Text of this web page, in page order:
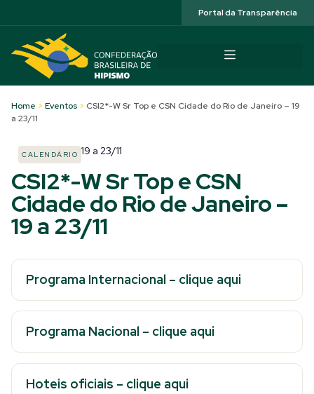
Portal da Transparência
Home > Eventos > CSI2*-W Sr Top e CSN Cidade do Rio de Janeiro – 19
a 23/11
CALENDÁRIO 19 a 23/11
CSI2*-W Sr Top e CSN
Cidade do Rio de Janeiro –
19 a 23/11
Programa Internacional – clique aqui
Programa Nacional – clique aqui
Hoteis oficiais – clique aqui